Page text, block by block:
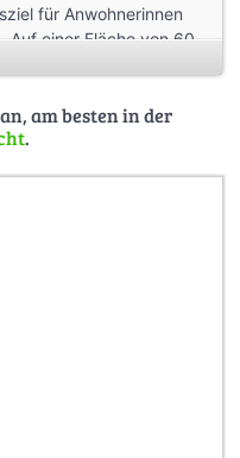
für Anwohnerinnen
Auf einer Fläche von 60
im Zentrum
am besten in der
.